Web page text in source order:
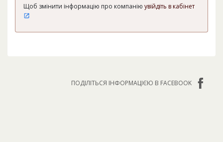
Щоб змінити інформацію про компанію увійдіть в кабінет
ПОДІЛІТЬСЯ ІНФОРМАЦІЄЮ В FACEBOOK